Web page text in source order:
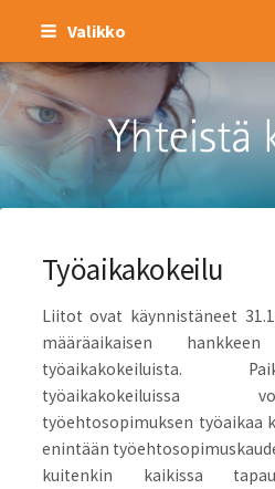
Siirry
sisältöön
Valikko
Työaikakokeilu
Liitot ovat käynnistäneet
määräaikaisen hankkeen
työaikakokeiluista.
työaikakokeiluissa
työehtosopimuksen työaikaa
enintään
kuitenkin kaikissa